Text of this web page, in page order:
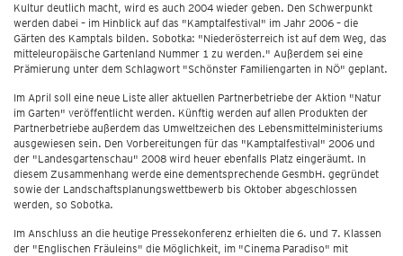
Kultur deutlich macht, wird es auch 2004 wieder geben. Den Schwerpunkt
werden dabei – im Hinblick auf das "Kamptalfestival" im Jahr 2006 – die
Gärten des Kamptals bilden. Sobotka: "Niederösterreich ist auf dem Weg, das
mitteleuropäische Gartenland Nummer 1 zu werden." Außerdem sei eine
Prämierung unter dem Schlagwort "Schönster Familiengarten in NÖ" geplant.
Im April soll eine neue Liste aller aktuellen Partnerbetriebe der Aktion "Natur
im Garten" veröffentlicht werden. Künftig werden auf allen Produkten der
Partnerbetriebe außerdem das Umweltzeichen des Lebensmittelministeriums
ausgewiesen sein. Den Vorbereitungen für das "Kamptalfestival" 2006 und
der "Landesgartenschau" 2008 wird heuer ebenfalls Platz eingeräumt. In
diesem Zusammenhang werde eine dementsprechende GesmbH. gegründet
sowie der Landschaftsplanungswettbewerb bis Oktober abgeschlossen
werden, so Sobotka.
Im Anschluss an die heutige Pressekonferenz erhielten die 6. und 7. Klassen
der "Englischen Fräuleins" die Möglichkeit, im "Cinema Paradiso" mit